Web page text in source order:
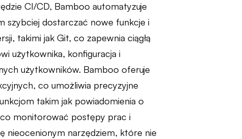
CI/CD, Bamboo automatyzuje
szybciej dostarczać nowe funkcje i
takimi jak Git, co zapewnia ciągłą
użytkownika, konfiguracja i
użytkowników. Bamboo oferuje
co umożliwia precyzyjne
takim jak powiadomienia o
monitorować postępy prac i
nieocenionym narzędziem, które nie